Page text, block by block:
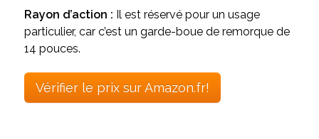
Rayon d’action : Il est réservé pour un usage
particulier, car c’est un garde-boue de remorque de
14 pouces.
Vérifier le prix sur Amazon.fr!